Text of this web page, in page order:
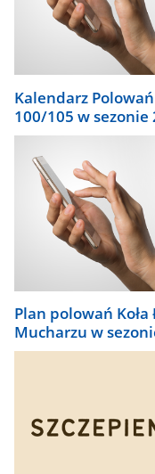
Kalendarz
100/105 w sezonie
Plan polowań
Mucharzu w